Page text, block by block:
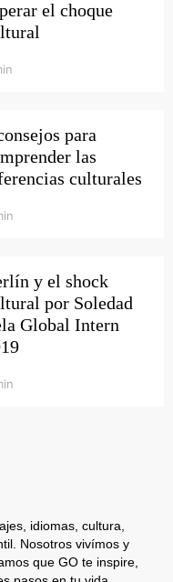
el choque
para
las
culturales
y el shock
por Soledad
Global Intern
idiomas, cultura,
Nosotros vivímos y
que GO te inspire,